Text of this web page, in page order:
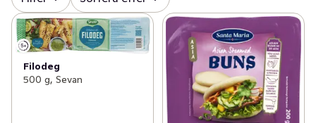
✓ Knäckebröd & skorpor (104)
✓ Kex & kakor (149)
✓ Kaffebröd & tårtor
✓ Övrigt deg & bak (4)
Pizzadeg
Filodeg
500 g, Sevan